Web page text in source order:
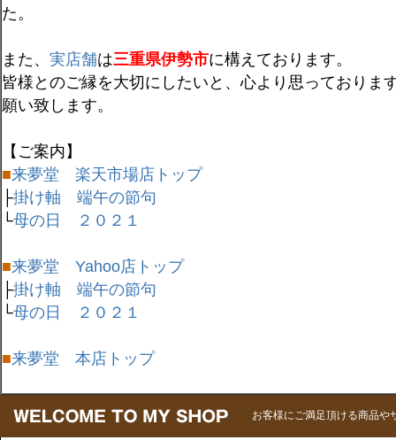
た。
また、 実店舗は三重県伊勢市に構えております。
皆様とのご縁を大切にしたいと、心より思っておりま
願い致します。
【ご案内】
■来夢堂 楽天市場店トップ
├掛け軸 端午の節句
└母の日 ２０２１
■来夢堂 Yahoo店トップ
├掛け軸 端午の節句
└母の日 ２０２１
■来夢堂 本店トップ